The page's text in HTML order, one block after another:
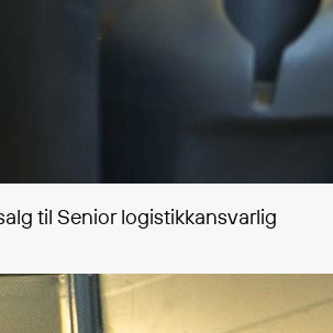
til Senior logistikkansvarlig